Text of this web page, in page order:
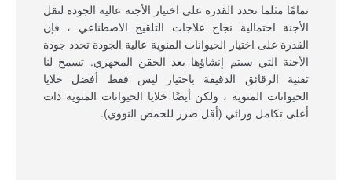
تمامًا مثلما تحدد القدرة على اختيار الأجنة عالية الجودة لنقل
الأجنة احتمالية نجاح علاجات التلقيح الاصطناعي ، فإن
القدرة على اختيار الحيوانات المنوية عالية الجودة تحدد جودة
الأجنة التي سيتم إنشاؤها بعد الحقن المجهري. تسمح لنا
تقنية الرقائق الدقيقة باختيار ليس فقط أفضل خلايا
الحيوانات المنوية ، ولكن أيضًا خلايا الحيوانات المنوية ذات
أعلى تكامل وراثي (أقل ضرر للحمض النووي).